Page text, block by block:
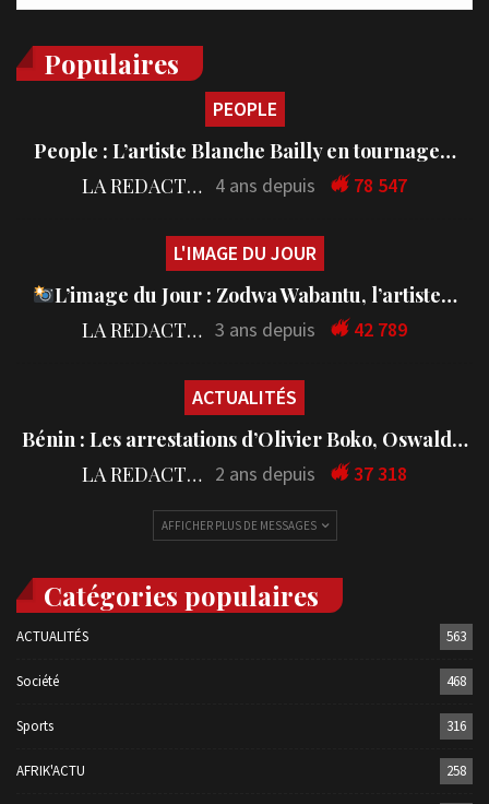
Populaires
PEOPLE
People : L’artiste Blanche Bailly en tournage…
LA REDACTION 4 ans depuis 78 547
L'IMAGE DU JOUR
L’image du Jour : Zodwa Wabantu, l’artiste…
LA REDACTION 3 ans depuis 42 789
ACTUALITÉS
Bénin : Les arrestations d’Olivier Boko, Oswald…
LA REDACTION 2 ans depuis 37 318
AFFICHER PLUS DE MESSAGES
Catégories populaires
ACTUALITÉS 563
Société 468
Sports 316
AFRIK'ACTU 258